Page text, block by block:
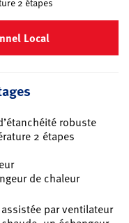
Local
robuste
2 étapes
de chaleur
par ventilateur